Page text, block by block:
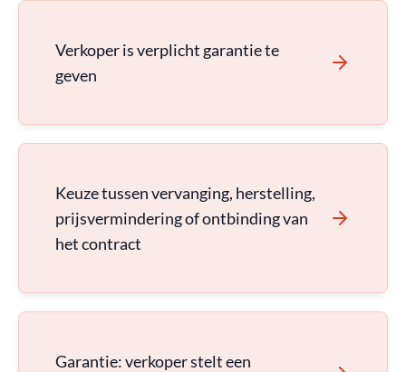
Verkoper is verplicht garantie te
geven
Keuze tussen vervanging, herstelling,
prijsvermindering of ontbinding van
het contract
Garantie: verkoper stelt een